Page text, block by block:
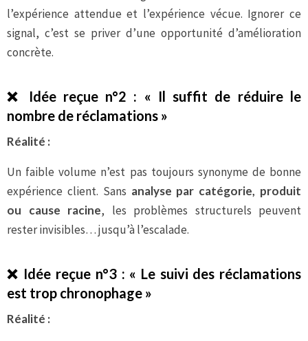
l’expérience attendue et l’expérience vécue. Ignorer ce
signal, c’est se priver d’une opportunité d’amélioration
concrète.
❌
Idée reçue n°2 : « Il suffit de réduire le
nombre de réclamations »
Réalité :
Un faible volume n’est pas toujours synonyme de bonne
expérience client. Sans analyse par catégorie, produit
ou cause racine, les problèmes structurels peuvent
rester invisibles… jusqu’à l’escalade.
❌ Idée reçue n°3 : « Le suivi des réclamations
est trop chronophage »
Réalité :